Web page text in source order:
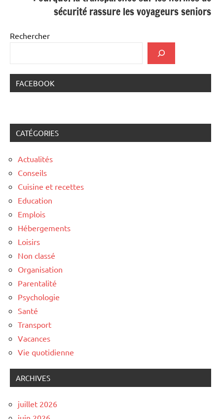
sécurité rassure les voyageurs seniors
Rechercher
FACEBOOK
CATÉGORIES
Actualités
Conseils
Cuisine et recettes
Education
Emplois
Hébergements
Loisirs
Non classé
Organisation
Parentalité
Psychologie
Santé
Transport
Vacances
Vie quotidienne
ARCHIVES
juillet 2026